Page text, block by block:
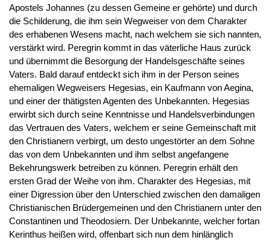
Apostels Johannes (zu dessen Gemeine er gehörte) und durch
die Schilderung, die ihm sein Wegweiser von dem Charakter
des erhabenen Wesens macht, nach welchem sie sich nannten,
verstärkt wird. Peregrin kommt in das väterliche Haus zurück
und übernimmt die Besorgung der Handelsgeschäfte seines
Vaters. Bald darauf entdeckt sich ihm in der Person seines
ehemaligen Wegweisers Hegesias, ein Kaufmann von Aegina,
und einer der thätigsten Agenten des Unbekannten. Hegesias
erwirbt sich durch seine Kenntnisse und Handelsverbindungen
das Vertrauen des Vaters, welchem er seine Gemeinschaft mit
den Christianern verbirgt, um desto ungestörter an dem Sohne
das von dem Unbekannten und ihm selbst angefangene
Bekehrungswerk betreiben zu können. Peregrin erhält den
ersten Grad der Weihe von ihm. Charakter des Hegesias, mit
einer Digression über den Unterschied zwischen den damaligen
Christianischen Brüdergemeinen und den Christianern unter den
Constantinen und Theodosiern. Der Unbekannte, welcher fortan
Kerinthus heißen wird, offenbart sich nun dem hinlänglich